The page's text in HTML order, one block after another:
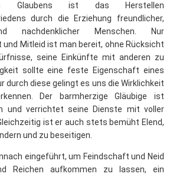
Glaubens ist das Herstellen
durch die Erziehung freundlicher,
nachdenklicher Menschen. Nur
und Mitleid ist man bereit, ohne Rücksicht
seine Einkünfte mit anderen zu
sollte eine feste Eigenschaft eines
durch diese gelingt es uns die Wirklichkeit
Der barmherzige Gläubige ist
und verrichtet seine Dienste mit voller
ist er auch stets bemüht Elend,
und zu beseitigen.
eingeführt, um Feindschaft und Neid
Reichen aufkommen zu lassen, ein